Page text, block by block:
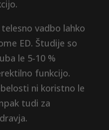
vadbo lahko
ED. Študije so
le 5-10 %
funkcijo.
ni koristno le
tudi za